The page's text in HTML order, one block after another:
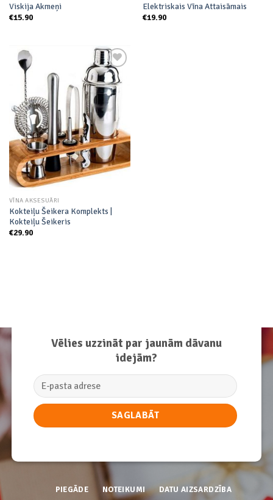
Viskija Akmeņi
€15.90
Elektriskais Vīna Attaisāmais
€19.90
Add to
wishlist
VĪNA AKSESUĀRI
Kokteiļu Šeikera Komplekts |
Kokteiļu Šeikeris
€29.90
Vēlies uzzināt par jaunām dāvanu
idejām?
PIEGĀDE NOTEIKUMI DATU AIZSARDZĪBA